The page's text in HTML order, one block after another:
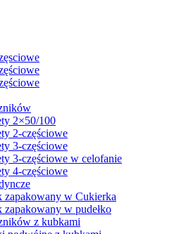
2×50/100
2-częściowe
3-częściowe
3-częściowe w celofanie
4-częściowe
zapakowany w Cukierka
zapakowany w pudełko
z kubkami